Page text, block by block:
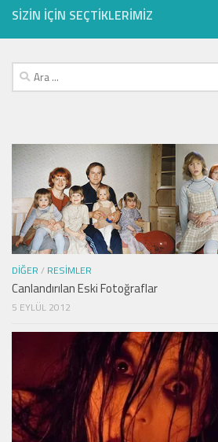
SIZIN IÇIN SEÇTIKLERIMIZ
Arama:
DIĞER / RESIMLER
Canlandırılan Eski Fotoğraflar
5 EYLÜL 2012